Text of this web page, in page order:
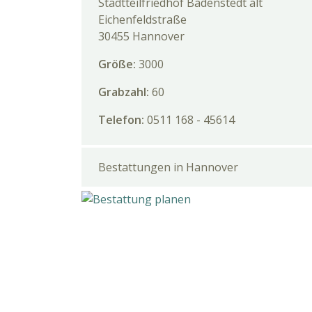
Eichenfeldstraße
30455 Hannover
Größe: 3000
Grabzahl: 60
Telefon: 0511 168 - 45614
Bestattungen in Hannover